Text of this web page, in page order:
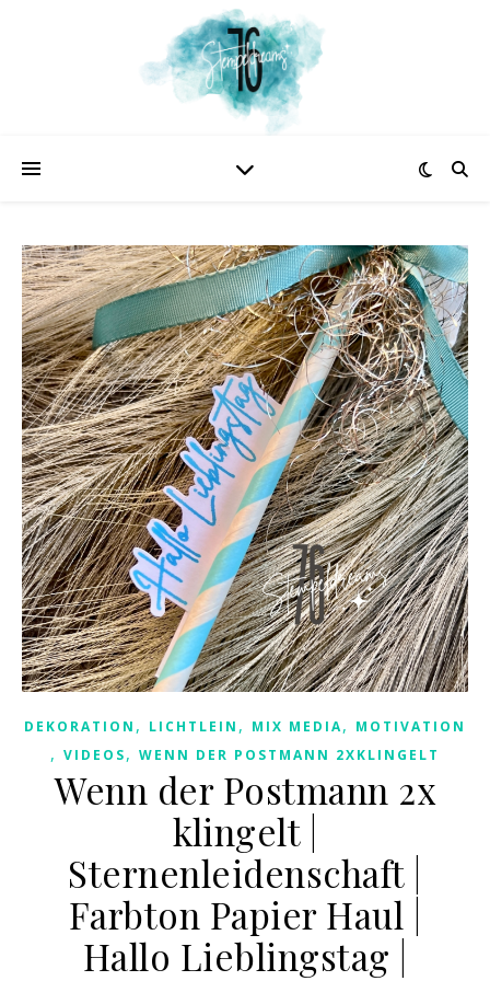
DEKORATION , LICHTLEIN , MIX MEDIA, MOTIVATION
, VIDEOS, WENN DER POSTMANN 2XKLINGELT
Wenn der Postmann 2x
klingelt |
Sternenleidenschaft |
Farbton Papier Haul |
Hallo Lieblingstag |